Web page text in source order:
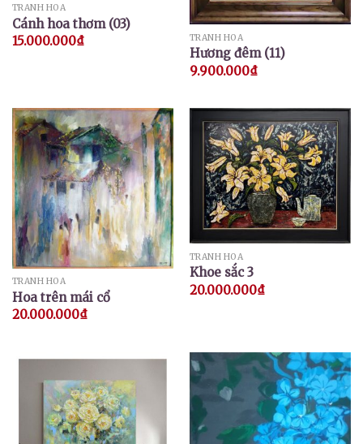
TRANH HOA
Cánh hoa thơm (03)
15.000.000₫ TRANH HOA
Hương đêm (11)
9.900.000₫
TRANH HOA
Hoa trên mái cổ
20.000.000₫
TRANH HOA
Khoe sắc 3
20.000.000₫